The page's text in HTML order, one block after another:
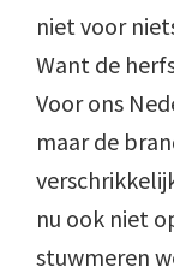
niet voor
Want de
Voor ons
maar de
nu ook niet
stuwmeren